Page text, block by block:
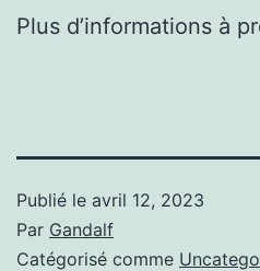
Plus d’informations à
Publié le avril 12, 2023
Par Gandalf
Catégorisé comme